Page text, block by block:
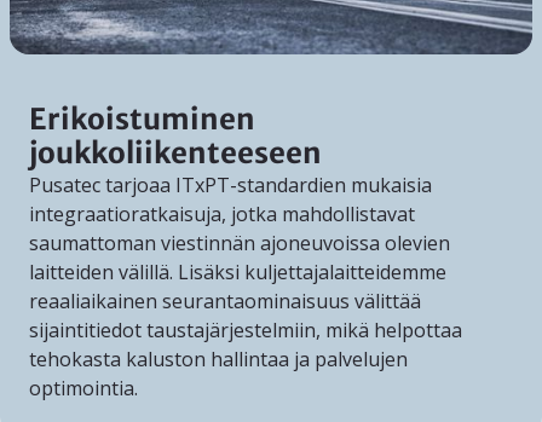
Erikoistuminen
joukkoliikenteeseen
Pusatec tarjoaa ITxPT-standardien mukaisia
integraatioratkaisuja, jotka mahdollistavat
saumattoman viestinnän ajoneuvoissa olevien
laitteiden välillä. Lisäksi kuljettajalaitteidemme
reaaliaikainen seurantaominaisuus välittää
sijaintitiedot taustajärjestelmiin, mikä helpottaa
tehokasta kaluston hallintaa ja palvelujen
optimointia.